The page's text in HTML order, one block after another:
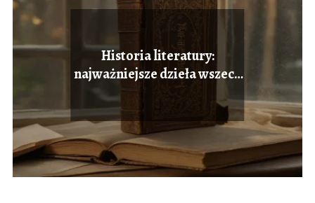
Historia literatury:
najważniejsze dzieła wszech